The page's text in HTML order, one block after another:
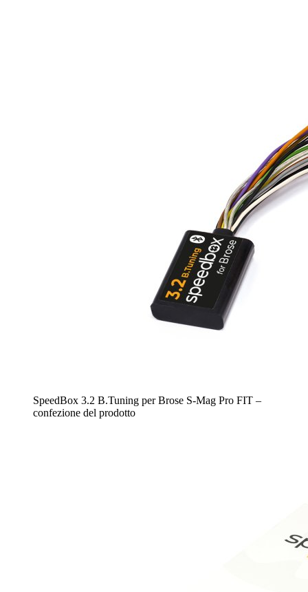
SpeedBox 3.2 B.Tuning per Brose S-Mag Pro FIT –
confezione del prodotto